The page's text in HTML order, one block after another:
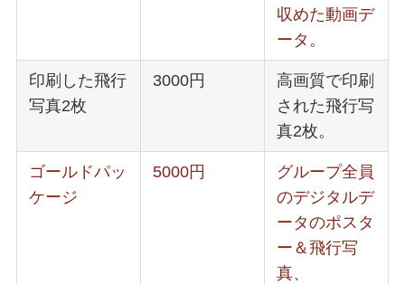
収めた動画デ
ータ。
印刷した飛行
写真2枚
3000円
高画質で印刷
された飛行写
真2枚。
ゴールドパッ
ケージ
5000円
グループ全員
のデジタルデ
ータのポスタ
ー＆飛行写
真、